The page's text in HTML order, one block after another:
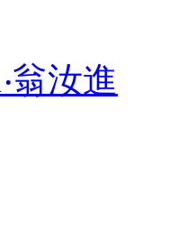
翁汝進